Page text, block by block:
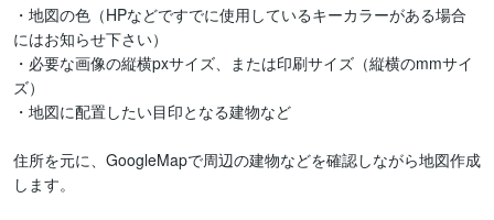
・地図の色（HPなどですでに使用しているキーカラーがある場合
にはお知らせ下さい）
・必要な画像の縦横pxサイズ、または印刷サイズ（縦横のmmサイ
ズ）
・地図に配置したい目印となる建物など
住所を元に、GoogleMapで周辺の建物などを確認しながら地図作成
します。